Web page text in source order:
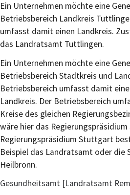
Ein Unternehmen möchte eine
Betriebsbereich Landkreis
umfasst damit einen Landkreis.
das Landratsamt Tuttlingen.
Ein Unternehmen möchte eine
Betriebsbereich Stadtkreis und
Betriebsbereich umfasst damit
Landkreis. Der Betriebsbereich
Kreise des gleichen
wäre hier das
Regierungspräsidium Stuttgart
Beispiel das Landratsamt oder die
Heilbronn.
Gesundheitsamt [Landratsamt